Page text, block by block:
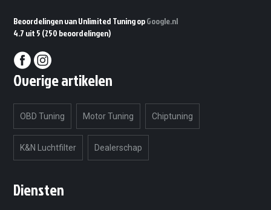
Beoordelingen van Unlimited Tuning opGoogle.nl
4.7 uit 5 (250 beoordelingen)
Overige artikelen
OBD Tuning Motor Tuning Chiptuning
K&N Luchtfilter Dealerschap
Diensten